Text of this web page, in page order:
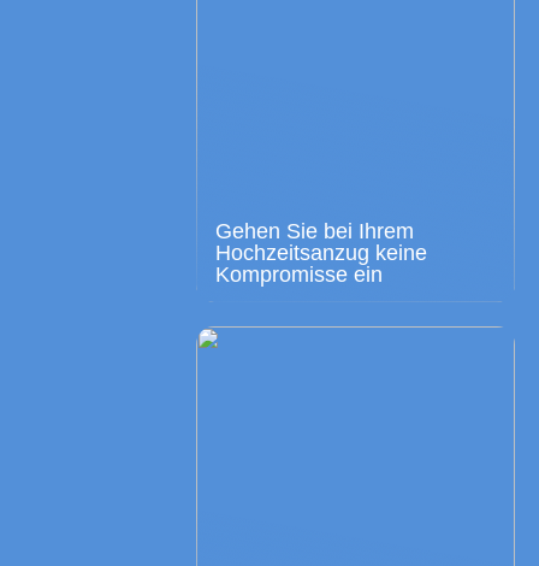
Gehen Sie bei Ihrem
Hochzeitsanzug keine
Kompromisse ein